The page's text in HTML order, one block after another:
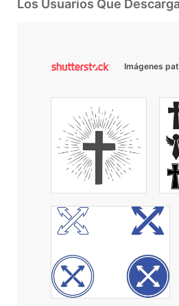
Los Usuarios Que
Imágenes